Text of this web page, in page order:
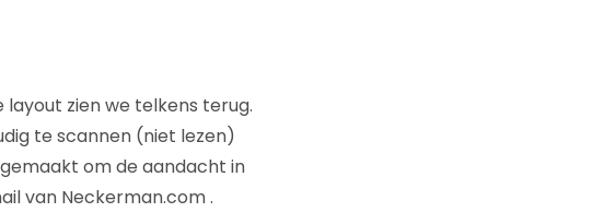
zien we telkens terug.
te scannen (niet lezen)
om de aandacht in
van Neckerman.com .